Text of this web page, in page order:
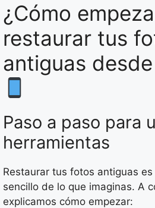
¿Cómo
restaurar tus
antiguas
Paso a paso para
herramientas
Restaurar tus fotos antiguas
sencillo de lo que imaginas. A
explicamos cómo empezar: